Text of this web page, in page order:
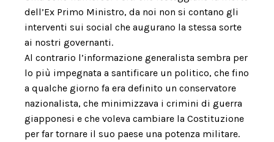
dell’Ex Primo Ministro, da noi non si contano gli
interventi sui social che augurano la stessa sorte
ai nostri governanti.
Al contrario l’informazione generalista sembra per
lo più impegnata a santificare un politico, che fino
a qualche giorno fa era definito un conservatore
nazionalista, che minimizzava i crimini di guerra
giapponesi e che voleva cambiare la Costituzione
per far tornare il suo paese una potenza militare.